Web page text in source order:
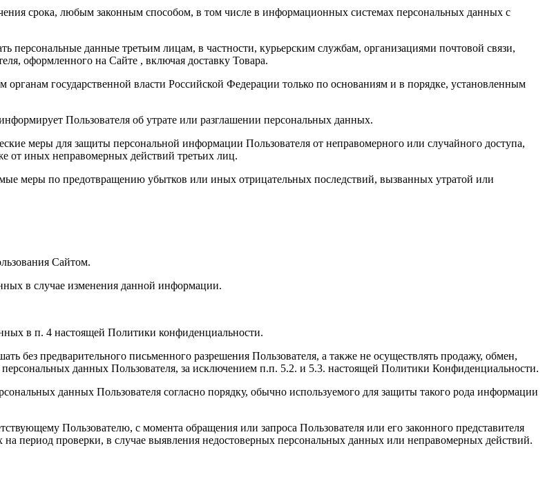
срока, любым законным способом, в том числе в информационных системах персональных данных с
персональные данные третьим лицам, в частности, курьерским службам, организациями почтовой связи,
оформленного на Сайте , включая доставку Товара.
государственной власти Российской Федерации только по основаниям и в порядке, установленным
Пользователя об утрате или разглашении персональных данных.
меры для защиты персональной информации Пользователя от неправомерного или случайного доступа,
от иных неправомерных действий третьих лиц.
меры по предотвращению убытков или иных отрицательных последствий, вызванных утратой или
Сайтом.
в случае изменения данной информации.
в п. 4 настоящей Политики конфиденциальности.
без предварительного письменного разрешения Пользователя, а также не осуществлять продажу, обмен,
данных Пользователя, за исключением п.п. 5.2. и 5.3. настоящей Политики Конфиденциальности.
данных Пользователя согласно порядку, обычно используемого для защиты такого рода информации
Пользователю, с момента обращения или запроса Пользователя или его законного представителя
период проверки, в случае выявления недостоверных персональных данных или неправомерных действий.